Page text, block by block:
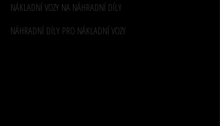
NÁKLADNÍ VOZY NA NÁHRADNÍ DÍLY
NÁHRADNÍ DÍLY PRO NÁKLADNÍ VOZY